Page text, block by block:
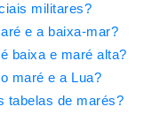
militares?
e a baixa-mar?
baixa e maré alta?
maré e a Lua?
tabelas de marés?